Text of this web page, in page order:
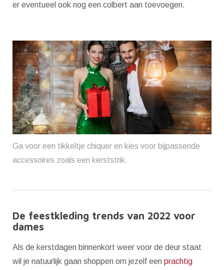
er eventueel ook nog een colbert aan toevoegen.
Ga voor een tikkeltje chiquer en kies voor bijpassende
accessoires zoals een kerststrik.
De feestkleding trends van 2022 voor
dames
Als de kerstdagen binnenkort weer voor de deur staat
wil je natuurlijk gaan shoppen om jezelf een prachtig